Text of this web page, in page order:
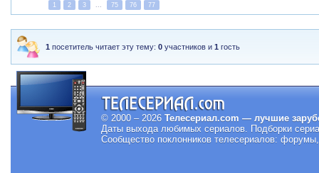
1 2 3 75 76 77
1 посетитель читает эту тему:0 участников и1 гость
© 2000 – 2026 Телесериал.com — лучшие
Даты выхода любимых сериалов.
Подборки
Сообщество поклонников телесериалов: